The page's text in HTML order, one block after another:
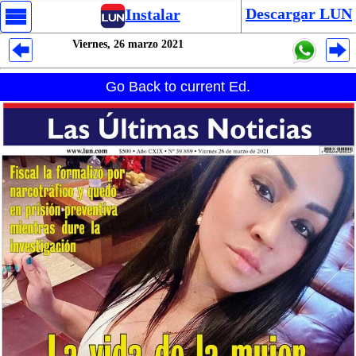
Instalar Descargar LUN
Viernes, 26 marzo 2021
Go Back to current Ed.
Despliegues Analytics
Despliegues Totales
Despliegues por Rubros